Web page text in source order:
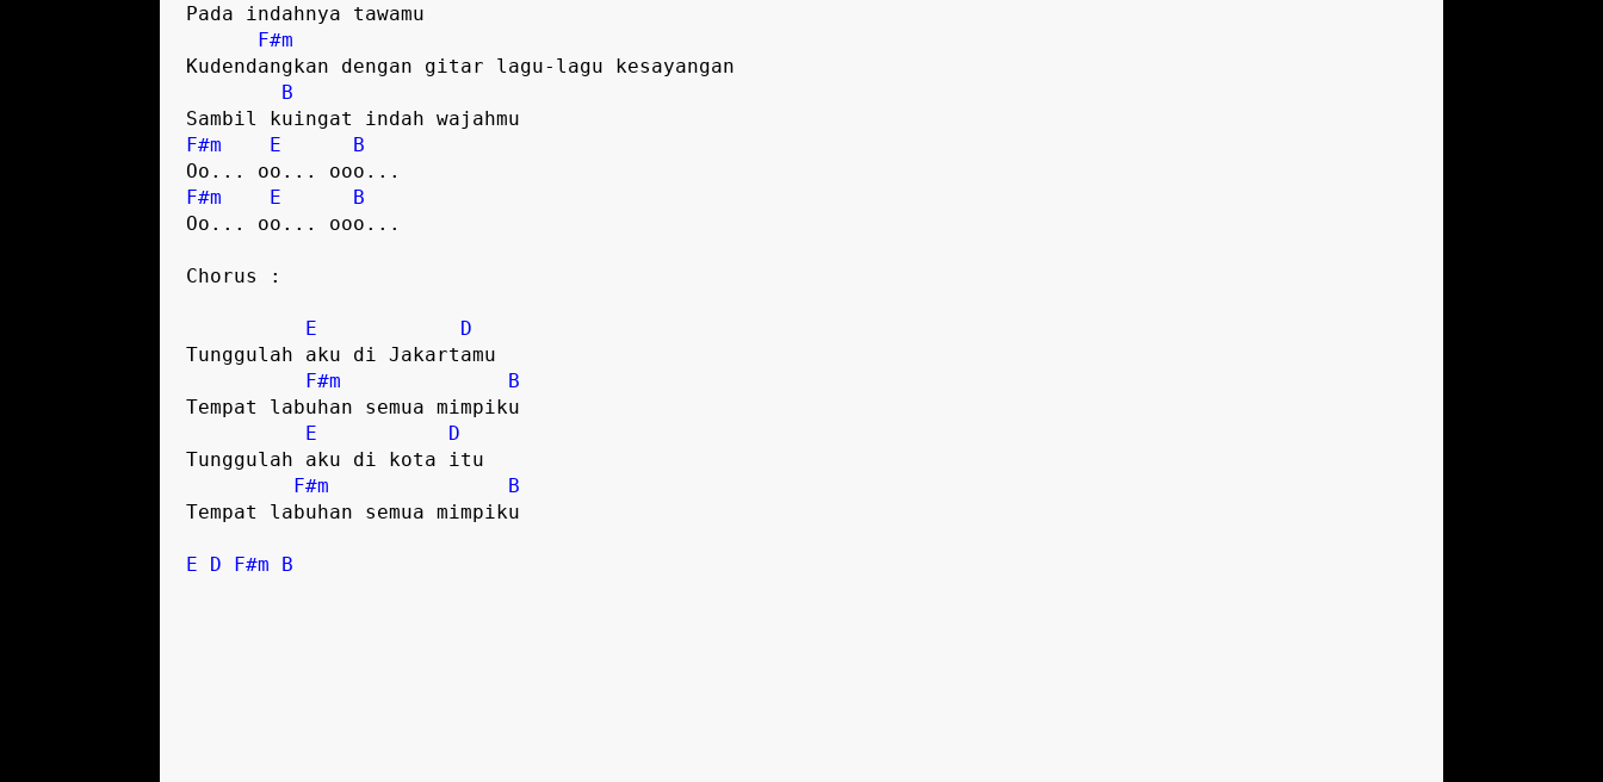
Pada indahnya tawamu
F#m
Kudendangkan dengan gitar lagu-lagu kesayangan
B
Sambil kuingat indah wajahmu
F#m
E
B
Oo... oo... ooo...
F#m
E
B
Oo... oo... ooo...
Chorus :
E
D
Tunggulah aku di Jakartamu
F#m
B
Tempat labuhan semua mimpiku
E
D
Tunggulah aku di kota itu
F#m
B
Tempat labuhan semua mimpiku
E D F#m B